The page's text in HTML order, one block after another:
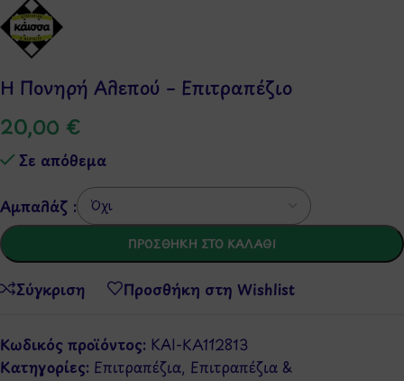
Η Πονηρή Αλεπού – Επιτραπέζιο
20,00 €
Σε απόθεμα
Αμπαλάζ :
ΠΡΟΣΘΉΚΗ ΣΤΟ ΚΑΛΆΘΙ
Σύγκριση Προσθήκη στη Wishlist
Κωδικός προϊόντος: KAI-KA112813
Κατηγορίες: Επιτραπέζια, Επιτραπέζια &